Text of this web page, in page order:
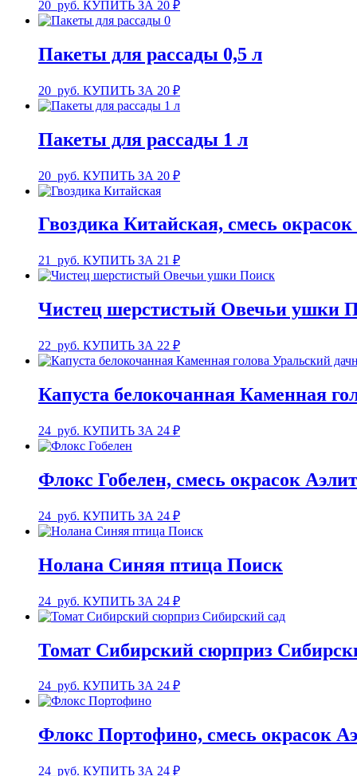
20 руб. КУПИТЬ ЗА 20 ₽
Пакеты для рассады 0,5 л
20 руб. КУПИТЬ ЗА 20 ₽
Пакеты для рассады 1 л
20 руб. КУПИТЬ ЗА 20 ₽
Гвоздика Китайская, смесь
21 руб. КУПИТЬ ЗА 21 ₽
Чистец шерстистый Овечьи ушки
22 руб. КУПИТЬ ЗА 22 ₽
Капуста белокочанная Каменная
24 руб. КУПИТЬ ЗА 24 ₽
Флокс Гобелен, смесь окрасок
24 руб. КУПИТЬ ЗА 24 ₽
Нолана Синяя птица Поиск
24 руб. КУПИТЬ ЗА 24 ₽
Томат Сибирский сюрприз
24 руб. КУПИТЬ ЗА 24 ₽
Флокс Портофино, смесь окрасок
24 руб. КУПИТЬ ЗА 24 ₽